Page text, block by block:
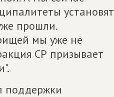
установят
прошли.
мы уже не
СР призывает
поддержки